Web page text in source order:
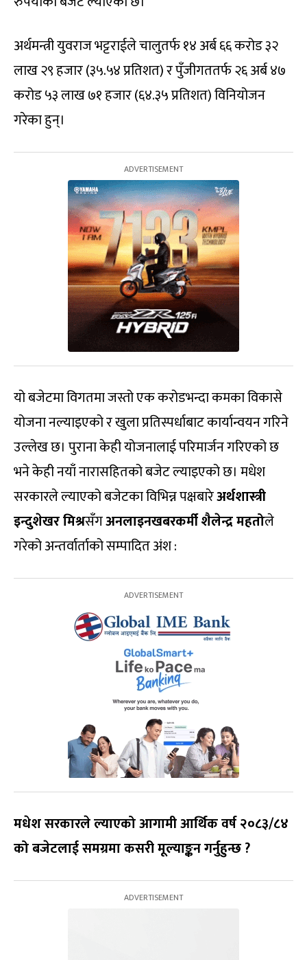
अर्थमन्त्री युवराज भट्टराईले चालुतर्फ १४ अर्ब ६६ करोड ३२
लाख २९ हजार (३५.५४ प्रतिशत) र पुँजीगततर्फ २६ अर्ब ४७
करोड ५३ लाख ७१ हजार (६४.३५ प्रतिशत) विनियोजन
गरेका हुन्।
यो बजेटमा विगतमा जस्तो एक करोडभन्दा कमका विकासे
योजना नल्याइएको र खुला प्रतिस्पर्धाबाट कार्यान्वयन गरिने
उल्लेख छ। पुराना केही योजनालाई परिमार्जन गरिएको छ
भने केही नयाँ नारासहितको बजेट ल्याइएको छ। मधेश
सरकारले ल्याएको बजेटका विभिन्न पक्षबारेअर्थशास्त्री
इन्दुशेखर मिश्रसँगअनलाइनखबरकर्मीशैलेन्द्र महतोले
गरेको अन्तर्वार्ताको सम्पादित अंश :
मधेश सरकारले ल्याएको आगामी आर्थिक वर्ष २०८३/८४
को बजेटलाई समग्रमा कसरी मूल्याङ्कन गर्नुहुन्छ ?